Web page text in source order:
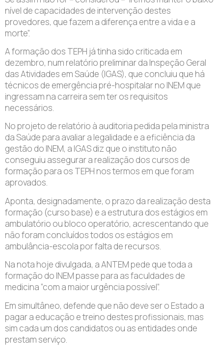
nível de capacidades de intervenção destes
provedores, que fazem a diferença entre a vida e a
morte”.
A formação dos TEPH já tinha sido criticada em
dezembro, num relatório preliminar da Inspeção Geral
das Atividades em Saúde (IGAS), que concluiu que há
técnicos de emergência pré-hospitalar no INEM que
ingressam na carreira sem ter os requisitos
necessários.
No projeto de relatório à auditoria pedida pela ministra
da Saúde para avaliar a legalidade e a eficiência da
gestão do INEM, a IGAS diz que o instituto não
conseguiu assegurar a realização dos cursos de
formação para os TEPH nos termos em que foram
aprovados.
Aponta, designadamente, o prazo da realização desta
formação (curso base) e a estrutura dos estágios em
ambulatório ou bloco operatório, acrescentando que
não foram concluídos todos os estágios em
ambulância-escola por falta de recursos.
Na nota hoje divulgada, a ANTEM pede que toda a
formação do INEM passe para as faculdades de
medicina “com a maior urgência possível”.
Em simultâneo, defende que não deve ser o Estado a
pagar a educação e treino destes profissionais, mas
sim cada um dos candidatos ou as entidades onde
prestam serviço.